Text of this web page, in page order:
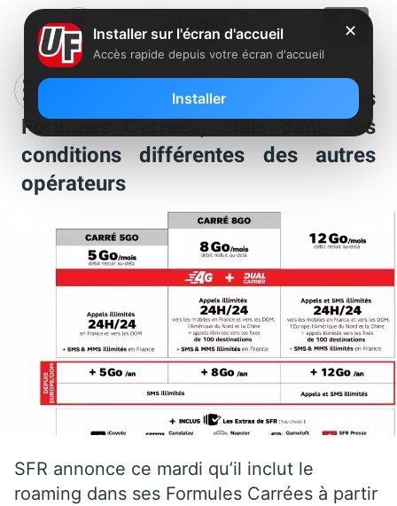
SFR inclut le roaming dans ses
Formules Carrées, mais dans des
conditions différentes des autres
opérateurs
SFR annonce ce mardi qu’il inclut le
roaming dans ses Formules Carrées à partir
✕
Installer sur l'écran d'accueil
Accès rapide depuis votre écran d'accueil
Installer